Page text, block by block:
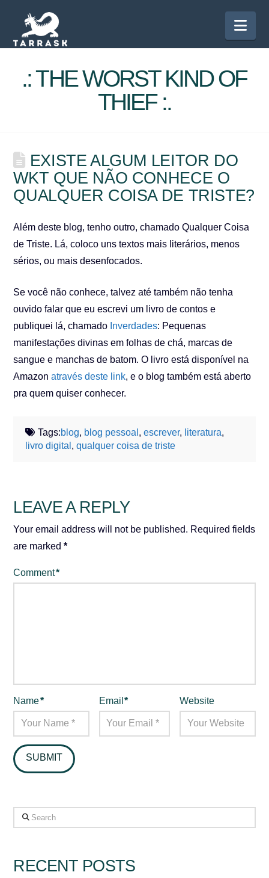
.: THE WORST KIND OF
THIEF :.
EXISTE ALGUM LEITOR DO
WKT QUE NÃO CONHECE O
QUALQUER COISA DE TRISTE?
Além deste blog, tenho outro, chamado Qualquer Coisa
de Triste. Lá, coloco uns textos mais literários, menos
sérios, ou mais desenfocados.
Se você não conhece, talvez até também não tenha
ouvido falar que eu escrevi um livro de contos e
publiquei lá, chamado Inverdades: Pequenas
manifestações divinas em folhas de chá, marcas de
sangue e manchas de batom. O livro está disponível na
Amazonatravés deste link, e o blog também está aberto
pra quem quiser conhecer.
Tags:blog, blog pessoal ,escrever, literatura,
livro digital ,qualquer coisa de triste
LEAVE A REPLY
Your email address will not be published. Required fields
are marked*
Comment*
Name* Email* Website
Search
RECENT POSTS